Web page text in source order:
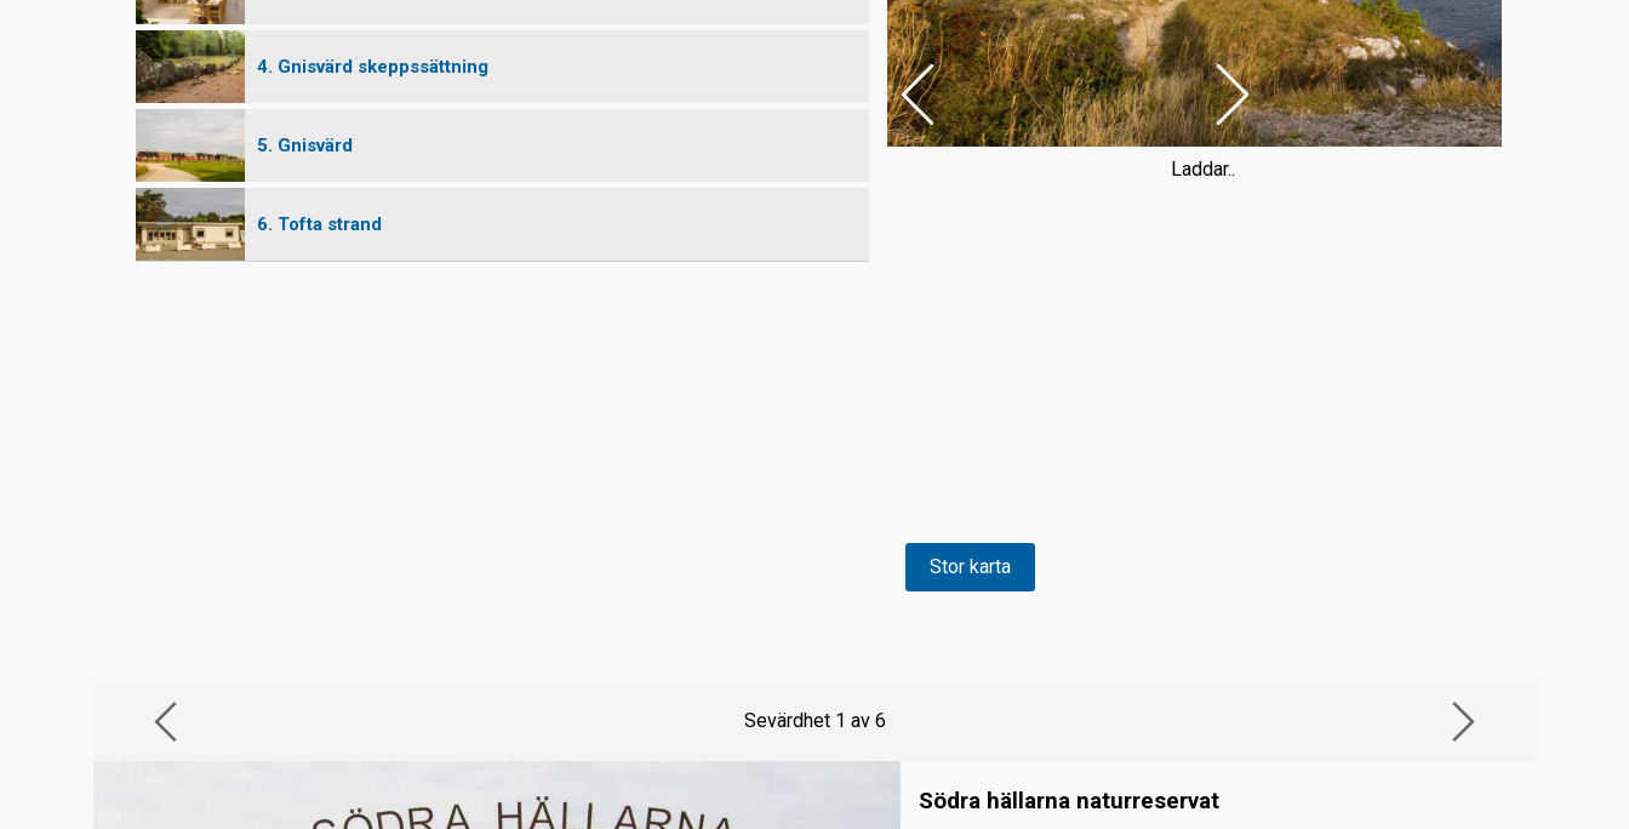
4. Gnisvärd skeppssättning
5. Gnisvärd
6. Tofta strand
Laddar..
Stor karta
Sevärdhet 1 av 6
Södra hällarna naturreservat